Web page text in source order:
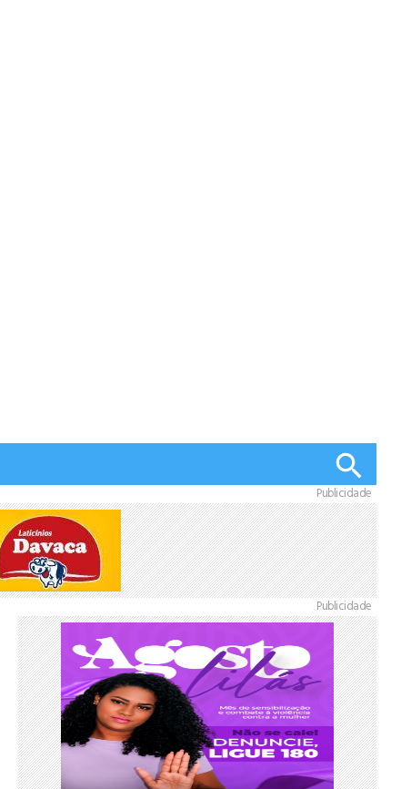
Publicidade
Publicidade